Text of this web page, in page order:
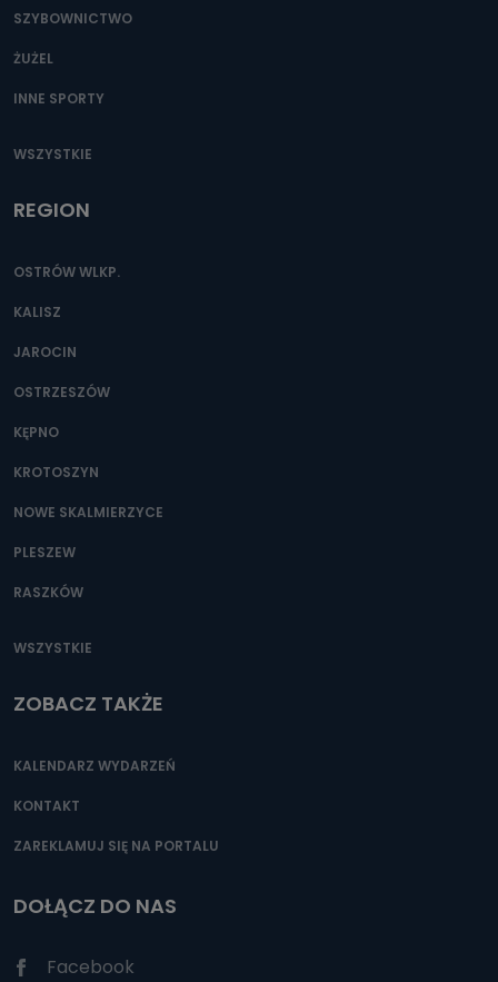
SZYBOWNICTWO
ŻUŻEL
INNE SPORTY
WSZYSTKIE
REGION
OSTRÓW WLKP.
KALISZ
JAROCIN
OSTRZESZÓW
KĘPNO
KROTOSZYN
NOWE SKALMIERZYCE
PLESZEW
RASZKÓW
WSZYSTKIE
ZOBACZ TAKŻE
KALENDARZ WYDARZEŃ
KONTAKT
ZAREKLAMUJ SIĘ NA PORTALU
DOŁĄCZ DO NAS
Facebook